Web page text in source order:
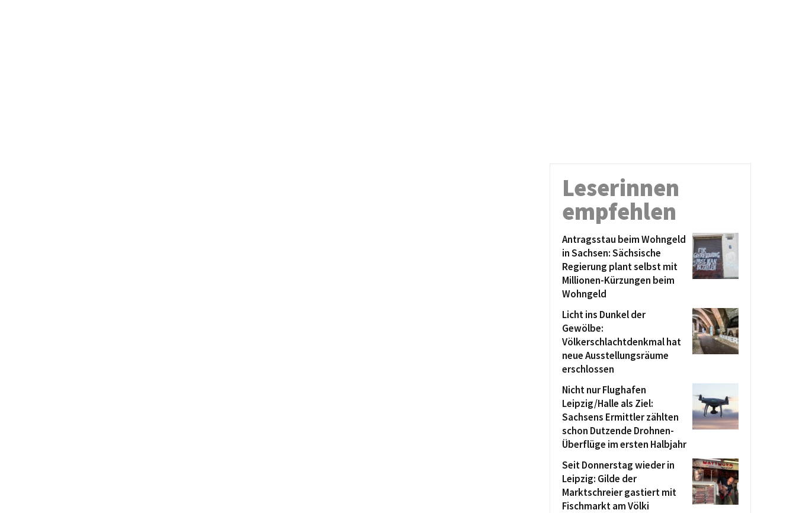
Leserinnen
empfehlen
Antragsstau beim Wohngeld
in Sachsen: Sächsische
Regierung plant selbst mit
Millionen-Kürzungen beim
Wohngeld
Licht ins Dunkel der
Gewölbe:
Völkerschlachtdenkmal hat
neue Ausstellungsräume
erschlossen
Nicht nur Flughafen
Leipzig/Halle als Ziel:
Sachsens Ermittler zählten
schon Dutzende Drohnen-
Überflüge im ersten Halbjahr
Seit Donnerstag wieder in
Leipzig: Gilde der
Marktschreier gastiert mit
Fischmarkt am Völki